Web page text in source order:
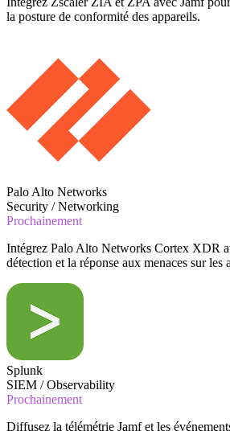
la posture de conformité des appareils.
Palo Alto Networks
Security / Networking
Prochainement
Intégrez Palo Alto Networks Cortex XDR
détection et la réponse aux menaces sur les
Splunk
SIEM / Observability
Prochainement
Diffusez la télémétrie Jamf et les